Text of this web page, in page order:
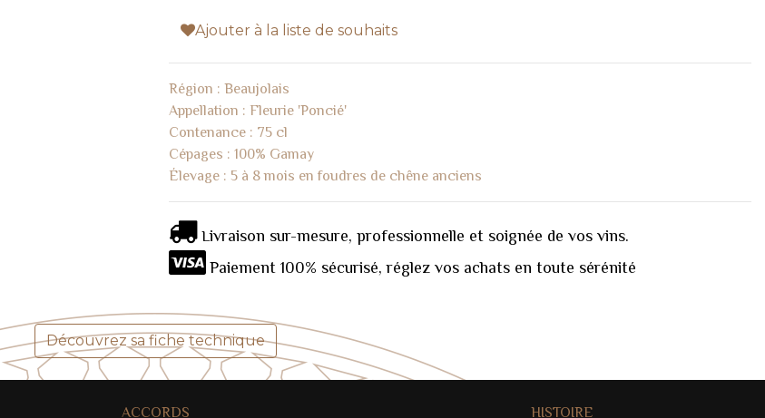
Ajouter à la liste de souhaits
Région : Beaujolais
Appellation : Fleurie 'Poncié'
Contenance : 75 cl
Cépages : 100% Gamay
Élevage : 5 à 8 mois en foudres de chêne anciens
Livraison sur-mesure, professionnelle et soignée de vos vins.
Paiement 100% sécurisé, réglez vos achats en toute sérénité
Découvrez sa fiche technique
ACCORDS HISTOIRE